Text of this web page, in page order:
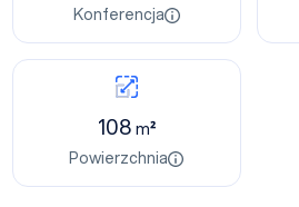
Konferencja
108m²
Powierzchnia